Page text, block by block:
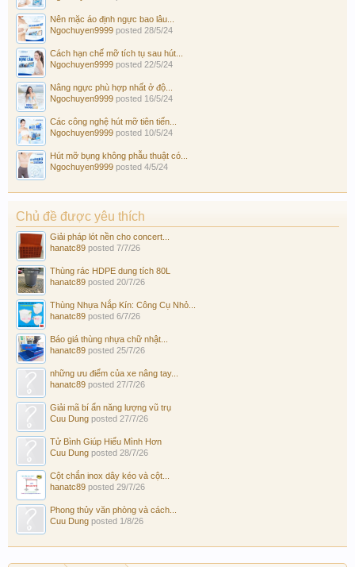
Nên mặc áo định ngực bao lâu...
Ngochuyen9999 posted 28/5/24
Cách hạn chế mỡ tích tụ sau hút...
Ngochuyen9999 posted 22/5/24
Nâng ngực phù hợp nhất ở độ...
Ngochuyen9999 posted 16/5/24
Các công nghệ hút mỡ tiên tiến...
Ngochuyen9999 posted 10/5/24
Hút mỡ bụng không phẫu thuật có...
Ngochuyen9999 posted 4/5/24
Chủ đề được yêu thích
Giải pháp lót nền cho concert...
hanatc89 posted 7/7/26
Thùng rác HDPE dung tích 80L
hanatc89 posted 20/7/26
Thùng Nhựa Nắp Kín: Công Cụ Nhỏ...
hanatc89 posted 6/7/26
Báo giá thùng nhựa chữ nhật...
hanatc89 posted 25/7/26
những ưu điểm của xe nâng tay...
hanatc89 posted 27/7/26
Giải mã bí ẩn năng lượng vũ trụ
Cuu Dung posted 27/7/26
Tử Bình Giúp Hiểu Mình Hơn
Cuu Dung posted 28/7/26
Cột chắn inox dây kéo và cột...
hanatc89 posted 29/7/26
Phong thủy văn phòng và cách...
Cuu Dung posted 1/8/26